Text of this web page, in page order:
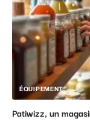
ÉQUIPEMENT
Patiwizz, un